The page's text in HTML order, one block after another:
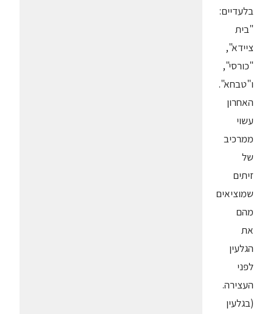
בלעדיים:
"בית
ציידא",
"כורסי",
ו"טבחא".
האחרון
עשוי
ממרכיב
של
זיתים
שמוציאים
מהם
את
הגלעין
לפני
העצירה.
(בגלעין